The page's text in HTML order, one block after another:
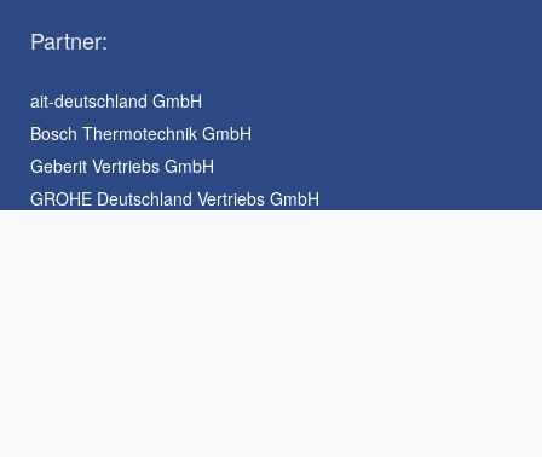
Partner:
ait-deutschland GmbH
Bosch Thermotechnik GmbH
Geberit Vertriebs GmbH
GROHE Deutschland Vertriebs GmbH